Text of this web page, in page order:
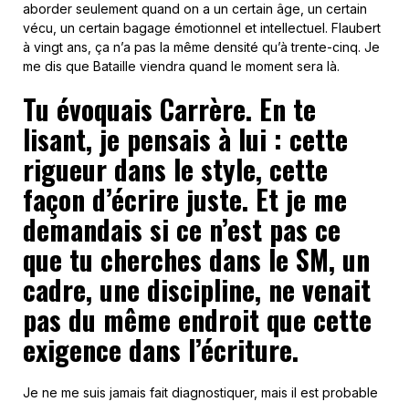
aborder seulement quand on a un certain âge, un certain
vécu, un certain bagage émotionnel et intellectuel. Flaubert
à vingt ans, ça n’a pas la même densité qu’à trente-cinq. Je
me dis que Bataille viendra quand le moment sera là.
Tu évoquais Carrère. En te
lisant, je pensais à lui : cette
rigueur dans le style, cette
façon d’écrire juste. Et je me
demandais si ce n’est pas ce
que tu cherches dans le SM, un
cadre, une discipline, ne venait
pas du même endroit que cette
exigence dans l’écriture.
Je ne me suis jamais fait diagnostiquer, mais il est probable